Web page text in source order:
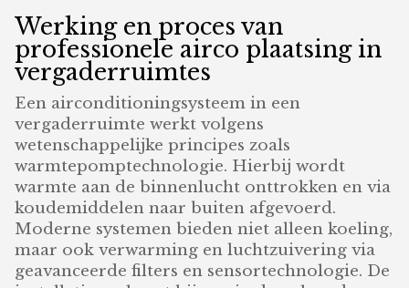
Werking en proces van
professionele airco plaatsing in
vergaderruimtes
Een airconditioningsysteem in een
vergaderruimte werkt volgens
wetenschappelijke principes zoals
warmtepomptechnologie. Hierbij wordt
warmte aan de binnenlucht onttrokken en via
koudemiddelen naar buiten afgevoerd.
Moderne systemen bieden niet alleen koeling,
maar ook verwarming en luchtzuivering via
geavanceerde filters en sensortechnologie. De